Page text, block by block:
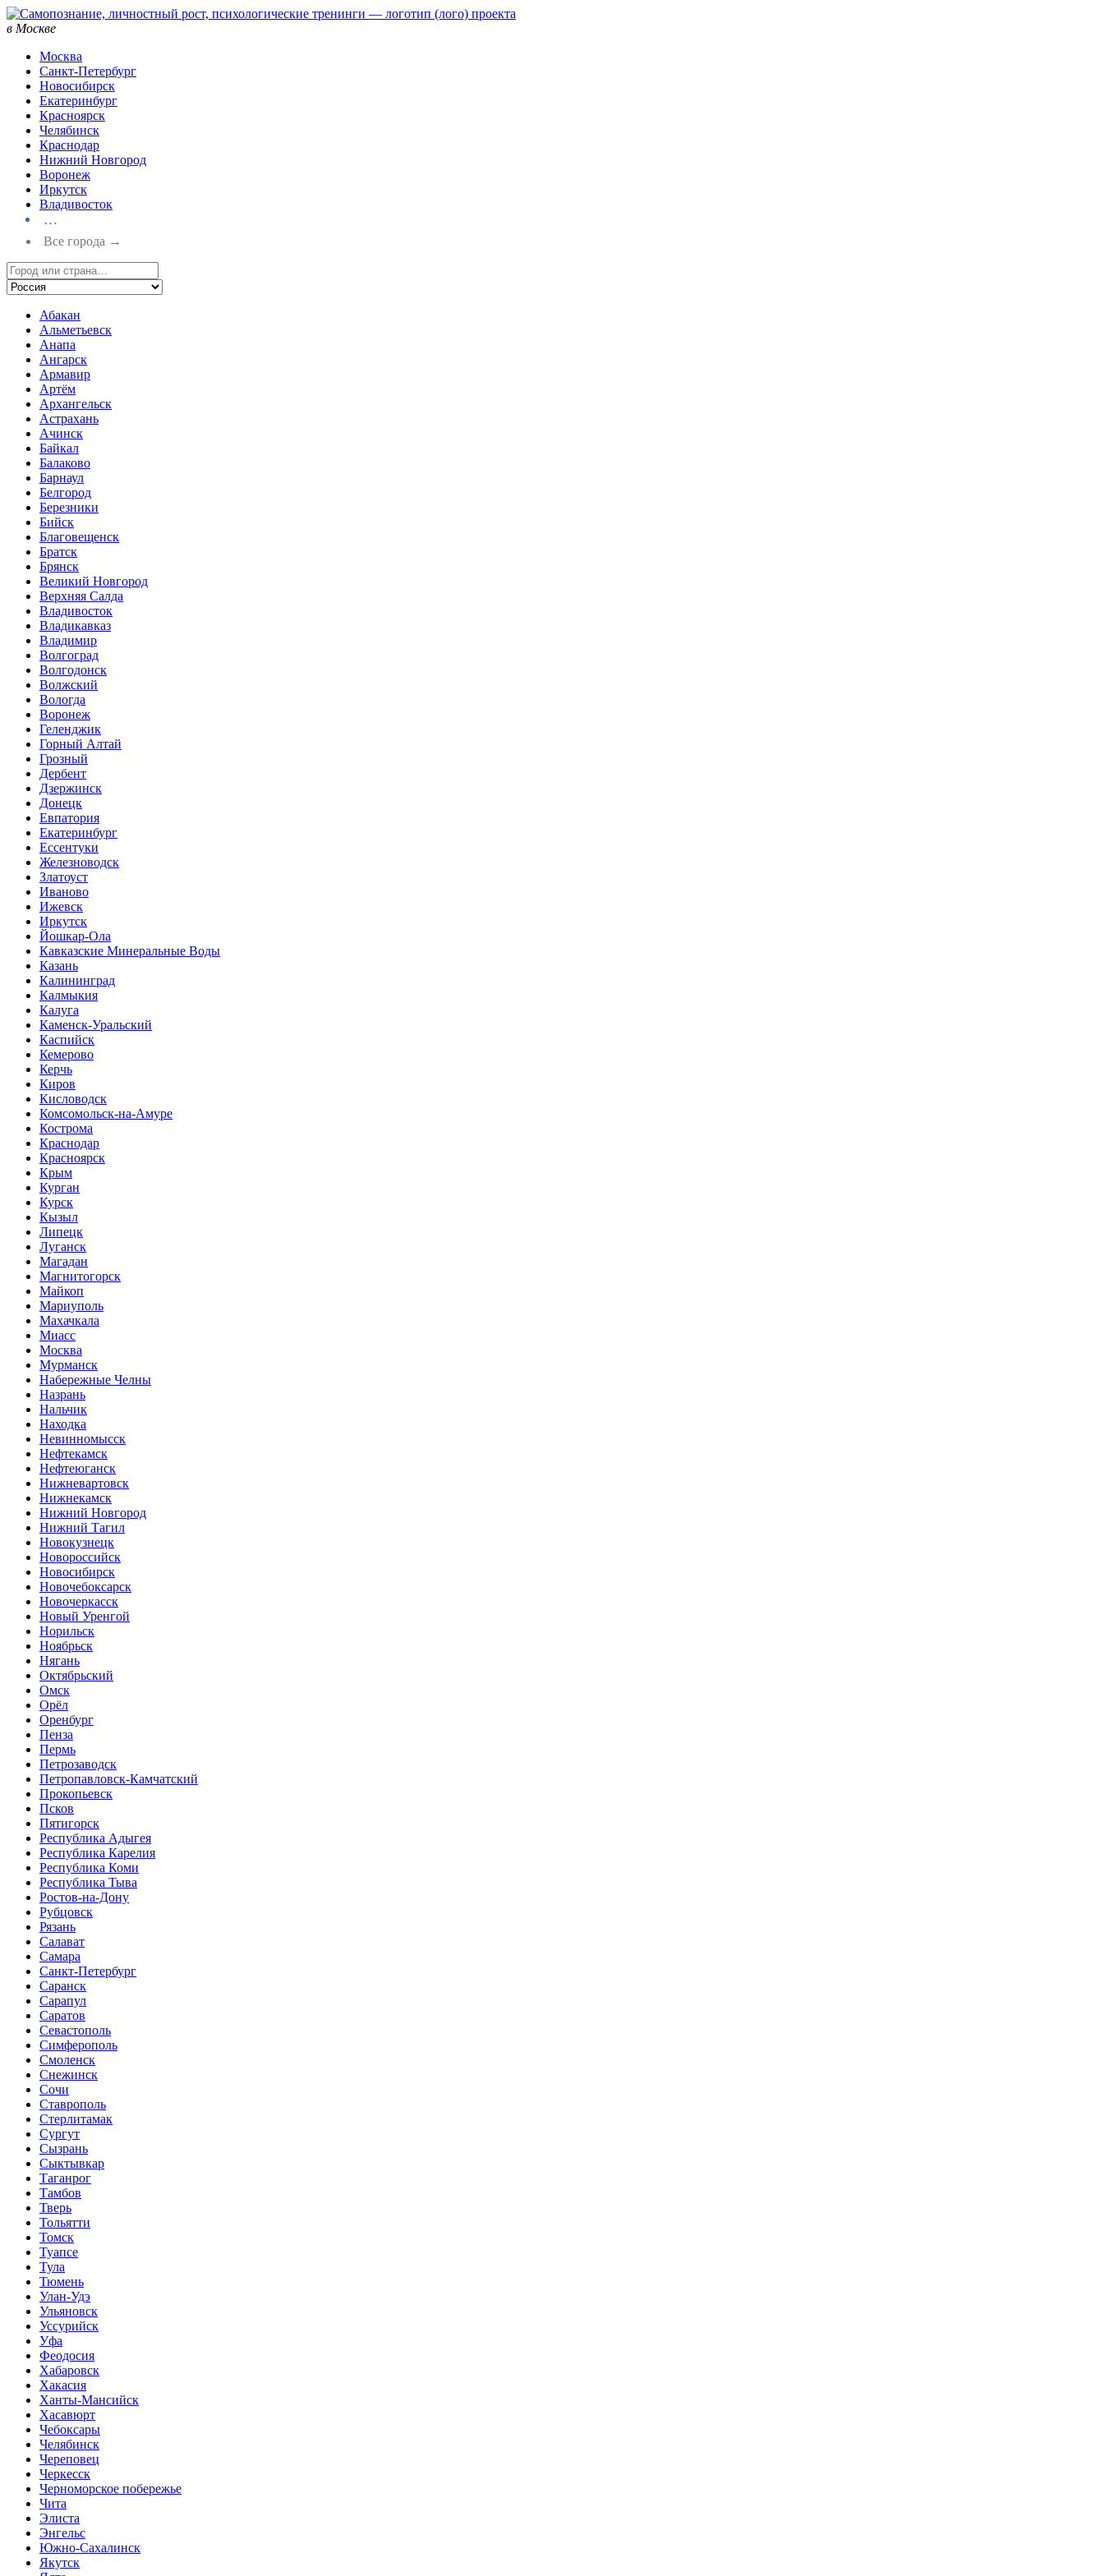
в Москве
Москва
Санкт-Петербург
Новосибирск
Екатеринбург
Красноярск
Челябинск
Краснодар
Нижний Новгород
Воронеж
Иркутск
Владивосток
…
Все города →
Абакан
Альметьевск
Анапа
Ангарск
Армавир
Артём
Архангельск
Астрахань
Ачинск
Байкал
Балаково
Барнаул
Белгород
Березники
Бийск
Благовещенск
Братск
Брянск
Великий Новгород
Верхняя Салда
Владивосток
Владикавказ
Владимир
Волгоград
Волгодонск
Волжский
Вологда
Воронеж
Геленджик
Горный Алтай
Грозный
Дербент
Дзержинск
Донецк
Евпатория
Екатеринбург
Ессентуки
Железноводск
Златоуст
Иваново
Ижевск
Иркутск
Йошкар-Ола
Кавказские Минеральные Воды
Казань
Калининград
Калмыкия
Калуга
Каменск-Уральский
Каспийск
Кемерово
Керчь
Киров
Кисловодск
Комсомольск-на-Амуре
Кострома
Краснодар
Красноярск
Крым
Курган
Курск
Кызыл
Липецк
Луганск
Магадан
Магнитогорск
Майкоп
Мариуполь
Махачкала
Миасс
Москва
Мурманск
Набережные Челны
Назрань
Нальчик
Находка
Невинномысск
Нефтекамск
Нефтеюганск
Нижневартовск
Нижнекамск
Нижний Новгород
Нижний Тагил
Новокузнецк
Новороссийск
Новосибирск
Новочебоксарск
Новочеркасск
Новый Уренгой
Норильск
Ноябрьск
Нягань
Октябрьский
Омск
Орёл
Оренбург
Пенза
Пермь
Петрозаводск
Петропавловск-Камчатский
Прокопьевск
Псков
Пятигорск
Республика Адыгея
Республика Карелия
Республика Коми
Республика Тыва
Ростов-на-Дону
Рубцовск
Рязань
Салават
Самара
Санкт-Петербург
Саранск
Сарапул
Саратов
Севастополь
Симферополь
Смоленск
Снежинск
Сочи
Ставрополь
Стерлитамак
Сургут
Сызрань
Сыктывкар
Таганрог
Тамбов
Тверь
Тольятти
Томск
Туапсе
Тула
Тюмень
Улан-Удэ
Ульяновск
Уссурийск
Уфа
Феодосия
Хабаровск
Хакасия
Ханты-Мансийск
Хасавюрт
Чебоксары
Челябинск
Череповец
Черкесск
Черноморское побережье
Чита
Элиста
Энгельс
Южно-Сахалинск
Якутск